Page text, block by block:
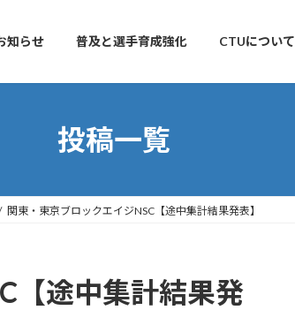
知らせ 普及と選手育成強化 CTUについて
投稿一覧
関東・東京ブロックエイジNSC【途中集計結果発表】
【途中集計結果発